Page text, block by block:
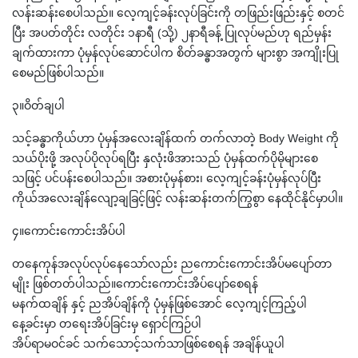
လန်းဆန်းစေပါသည်။ လေ့ကျင့်ခန်းလုပ်ခြင်းကို တဖြည်းဖြည်းနှင့် စတင်
ပြီး အပတ်တိုင်း လတိုင်း ၁နာရီ (သို့) ၂နာရီခန့် ပြုလုပ်မည်ဟု ရည်မှန်း
ချက်ထားကာ ပုံမှန်လုပ်ဆောင်ပါက စိတ်ခန္ဓာအတွက် များစွာ အကျိုးပြု
စေမည်ဖြစ်ပါသည်။
၃။ဝိတ်ချပါ
သင့်ခန္ဓာကိုယ်ဟာ ပုံမှန်အလေးချိန်ထက် တက်လာတဲ့ Body Weight ကို
သယ်ပိုးဖို့ အလုပ်ပိုလုပ်ရပြီး နှလုံးဖိအားသည် ပုံမှန်ထက်ပိုမိုများစေ
သဖြင့် ပင်ပန်းစေပါသည်။ အစားပုံမှန်စား၊ လေ့ကျင့်ခန်းပုံမှန်လုပ်ပြီး
ကိုယ်အလေးချိန်လျော့ချခြင့်ဖြင့် လန်းဆန်းတက်ကြွစွာ နေထိုင်နိုင်မှာပါ။
၄။ကောင်းကောင်းအိပ်ပါ
တနေကုန်အလုပ်လုပ်နေသော်လည်း ညကောင်းကောင်းအိပ်မပျော်တာ
မျိုး ဖြစ်တတ်ပါသည်။ကောင်းကောင်းအိပ်ပျော်စေရန်
မနက်ထချိန် နှင့် ညအိပ်ချိန်ကို ပုံမှန်ဖြစ်အောင် လေ့ကျင့်ကြည့်ပါ
နေ့ခင်းမှာ တရေးအိပ်ခြင်းမှ ရှောင်ကြဉ်ပါ
အိပ်ရာမဝင်ခင် သက်သောင့်သက်သာဖြစ်စေရန် အချိန်ယူပါ